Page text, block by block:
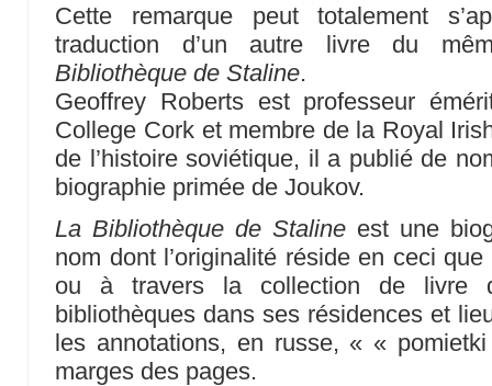
Cette remarque peut totalement
traduction d’un autre livre du
Bibliothèque de Staline.
Geoffrey Roberts est professeur
College Cork et membre de la Royal
de l’histoire soviétique, il a publié de
biographie primée de Joukov.
La Bibliothèque de Staline est une
nom dont l’originalité réside en ceci
ou à travers la collection de livre
bibliothèques dans ses résidences et
les annotations, en russe, « «
marges des pages.